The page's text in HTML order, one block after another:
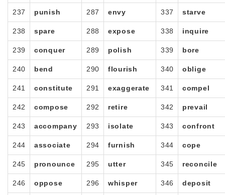
237 punish 287 envy 337 starve
238 spare 288 expose 338 inquire
239 conquer 289 polish 339 bore
240 bend 290 flourish 340 oblige
241 constitute 291 exaggerate 341 compel
242 compose 292 retire 342 prevail
243 accompany 293 isolate 343 confront
244 associate 294 furnish 344 cope
245 pronounce 295 utter 345 reconcile
246 oppose 296 whisper 346 deposit